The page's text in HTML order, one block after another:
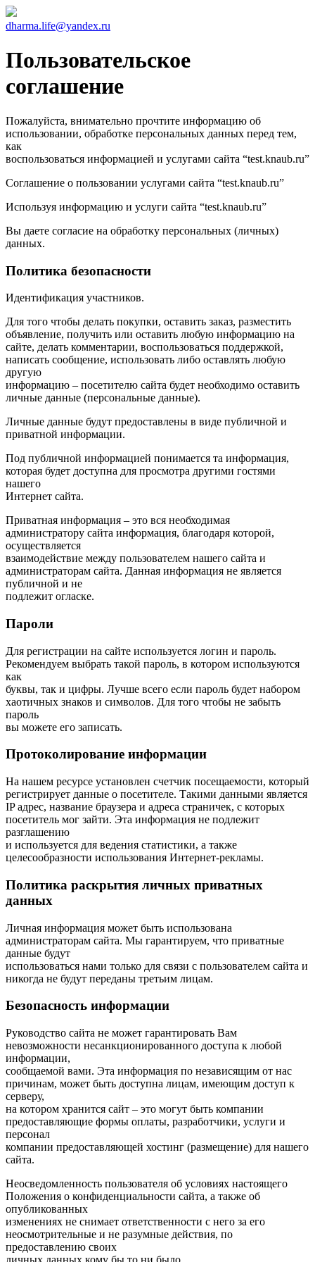
dharma.life@yandex.ru
Пользовательское
соглашение
Пожалуйста, внимательно прочтите информацию об
использовании, обработке персональных данных перед тем,
как
воспользоваться информацией и услугами сайта “test.knaub.ru”
Соглашение о пользовании услугами сайта “test.knaub.ru”
Используя информацию и услуги сайта “test.knaub.ru”
Вы даете согласие на обработку персональных (личных)
данных.
Политика безопасности
Идентификация участников.
Для того чтобы делать покупки, оставить заказ, разместить
объявление, получить или оставить любую информацию на
сайте, делать комментарии, воспользоваться поддержкой,
написать сообщение, использовать либо оставлять любую
другую
информацию – посетителю сайта будет необходимо оставить
личные данные (персональные данные).
Личные данные будут предоставлены в виде публичной и
приватной информации.
Под публичной информацией понимается та информация,
которая будет доступна для просмотра другими гостями
нашего
Интернет сайта.
Приватная информация – это вся необходимая
администратору сайта информация, благодаря которой,
осуществляется
взаимодействие между пользователем нашего сайта и
администраторам сайта. Данная информация не является
публичной и не
подлежит огласке.
Пароли
Для регистрации на сайте используется логин и пароль.
Рекомендуем выбрать такой пароль, в котором используются
как
буквы, так и цифры. Лучше всего если пароль будет набором
хаотичных знаков и символов. Для того чтобы не забыть
пароль
вы можете его записать.
Протоколирование информации
На нашем ресурсе установлен счетчик посещаемости, который
регистрирует данные о посетителе. Такими данными является
IP адрес, название браузера и адреса страничек, с которых
посетитель мог зайти. Эта информация не подлежит
разглашению
и используется для ведения статистики, а также
целесообразности использования Интернет-рекламы.
Политика раскрытия личных приватных
данных
Личная информация может быть использована
администраторам сайта. Мы гарантируем, что приватные
данные будут
использоваться нами только для связи с пользователем сайта и
никогда не будут переданы третьим лицам.
Безопасность информации
Руководство сайта не может гарантировать Вам
невозможности несанкционированного доступа к любой
информации,
сообщаемой вами. Эта информация по независящим от нас
причинам, может быть доступна лицам, имеющим доступ к
серверу,
на котором хранится сайт – это могут быть компании
предоставляющие формы оплаты, разработчики, услуги и
персонал
компании предоставляющей хостинг (размещение) для нашего
сайта.
Неосведомленность пользователя об условиях настоящего
Положения о конфиденциальности сайта, а также об
опубликованных
изменениях не снимает ответственности с него за его
неосмотрительные и не разумные действия, по
предоставлению своих
личных данных кому бы то ни было.